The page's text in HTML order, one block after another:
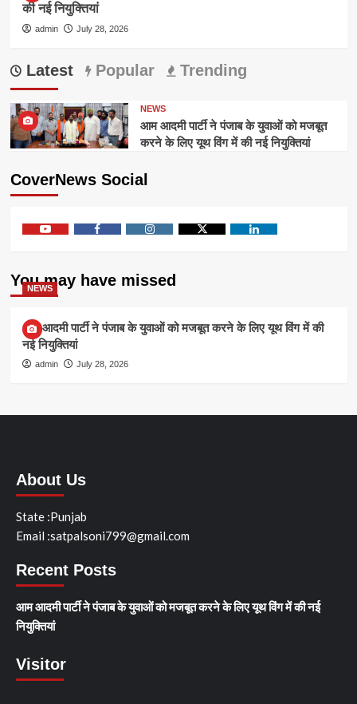
की नई नियुक्तियां
admin July 28, 2026
Latest Popular Trending
NEWS
आम आदमी पार्टी ने पंजाब के युवाओं को मजबूत
करने के लिए यूथ विंग में की नई नियुक्तियां
CoverNews Social
You may have missed
NEWS
आम आदमी पार्टी ने पंजाब के युवाओं को मजबूत करने के लिए यूथ विंग में की
नई नियुक्तियां
admin July 28, 2026
About Us
State :Punjab
Email :satpalsoni799@gmail.com
Recent Posts
आम आदमी पार्टी ने पंजाब के युवाओं को मजबूत करने के लिए यूथ विंग में की नई
नियुक्तियां
Visitor